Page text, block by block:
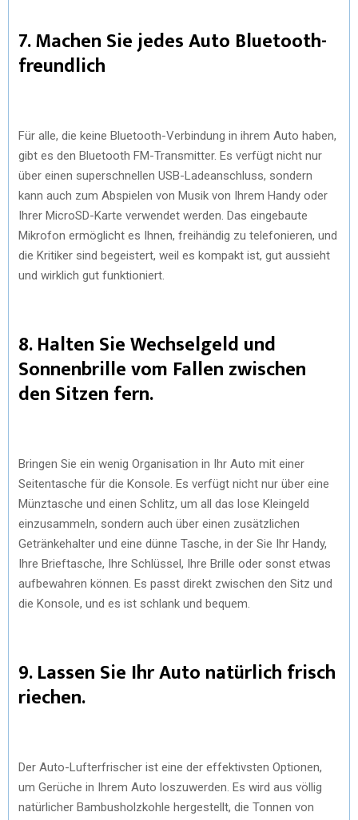
7. Machen Sie jedes Auto Bluetooth-
freundlich
Für alle, die keine Bluetooth-Verbindung in ihrem Auto haben,
gibt es den Bluetooth FM-Transmitter. Es verfügt nicht nur
über einen superschnellen USB-Ladeanschluss, sondern
kann auch zum Abspielen von Musik von Ihrem Handy oder
Ihrer MicroSD-Karte verwendet werden. Das eingebaute
Mikrofon ermöglicht es Ihnen, freihändig zu telefonieren, und
die Kritiker sind begeistert, weil es kompakt ist, gut aussieht
und wirklich gut funktioniert.
8. Halten Sie Wechselgeld und
Sonnenbrille vom Fallen zwischen
den Sitzen fern.
Bringen Sie ein wenig Organisation in Ihr Auto mit einer
Seitentasche für die Konsole. Es verfügt nicht nur über eine
Münztasche und einen Schlitz, um all das lose Kleingeld
einzusammeln, sondern auch über einen zusätzlichen
Getränkehalter und eine dünne Tasche, in der Sie Ihr Handy,
Ihre Brieftasche, Ihre Schlüssel, Ihre Brille oder sonst etwas
aufbewahren können. Es passt direkt zwischen den Sitz und
die Konsole, und es ist schlank und bequem.
9. Lassen Sie Ihr Auto natürlich frisch
riechen.
Der Auto-Lufterfrischer ist eine der effektivsten Optionen,
um Gerüche in Ihrem Auto loszuwerden. Es wird aus völlig
natürlicher Bambusholzkohle hergestellt, die Tonnen von